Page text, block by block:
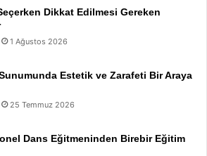
Dikkat Edilmesi Gereken
1 Ağustos 2026
Estetik ve Zarafeti Bir Araya
25 Temmuz 2026
Dans Eğitmeninden Birebir Eğitim